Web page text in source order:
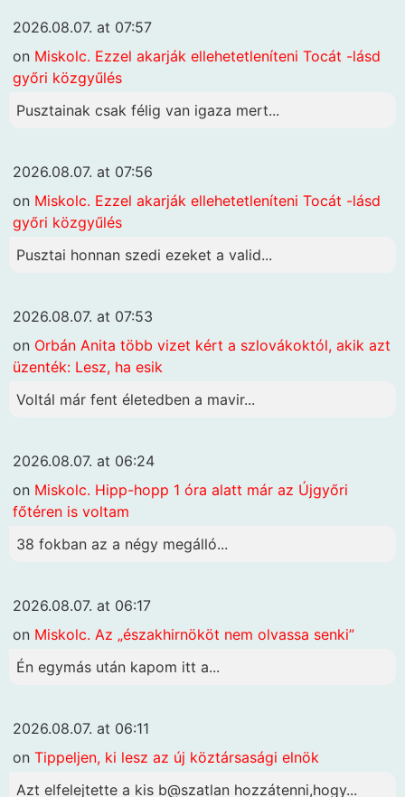
2026.08.07. at 07:57
on Miskolc. Ezzel akarják ellehetetleníteni Tocát -lásd
győri közgyűlés
Pusztainak csak félig van igaza mert...
2026.08.07. at 07:56
on Miskolc. Ezzel akarják ellehetetleníteni Tocát -lásd
győri közgyűlés
Pusztai honnan szedi ezeket a valid...
2026.08.07. at 07:53
on Orbán Anita több vizet kért a szlovákoktól, akik azt
üzenték: Lesz, ha esik
Voltál már fent életedben a mavir...
2026.08.07. at 06:24
on Miskolc. Hipp-hopp 1 óra alatt már az Újgyőri
főtéren is voltam
38 fokban az a négy megálló...
2026.08.07. at 06:17
on Miskolc. Az „északhirnököt nem olvassa senki”
Én egymás után kapom itt a...
2026.08.07. at 06:11
on Tippeljen, ki lesz az új köztársasági elnök
Azt elfelejtette a kis b@szatlan hozzátenni,hogy...